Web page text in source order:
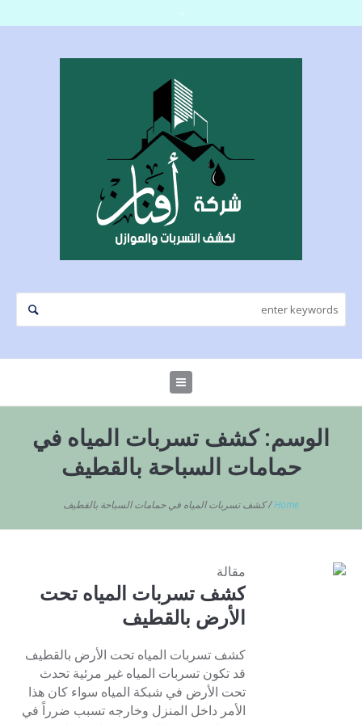
الوسم:كشف تسربات المياه في
حمامات السباحة بالقطيف
Home
/كشف تسربات المياه في حمامات السباحة بالقطيف
مقالة
كشف تسربات المياه تحت
الأرض بالقطيف
كشف تسربات المياه تحت الأرض بالقطيف
قد تكون تسربات المياه غير مرئية تحدث
تحت الأرض في شبكة المياه سواء كان هذا
الأمر داخل المنزل وخارجه تسبب ضرراً في